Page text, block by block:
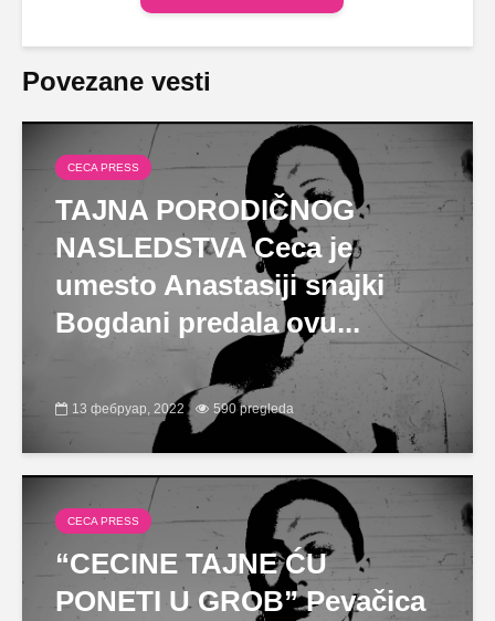
Povezane vesti
CECA PRESS
TAJNA PORODIČNOG
NASLEDSTVA Ceca je
umesto Anastasiji snajki
Bogdani predala ovu...
13 фебруар, 2022 590 pregleda
CECA PRESS
“CECINE TAJNE ĆU
PONETI U GROB” Pevačica